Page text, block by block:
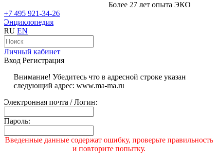
Более 27 лет опыта ЭКО
+7 495 921-34-26
Энциклопедия
RU EN
Личный кабинет
Вход Регистрация
Внимание! Убедитесь что в адресной строке указан
следующий адрес: www.ma-ma.ru
Электронная почта / Логин:
Пароль:
Введенные данные содержат ошибку, проверьте правильность
и повторите попытку.